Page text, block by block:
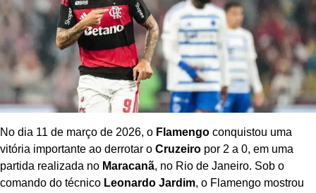
No dia 11 de março de 2026, o Flamengo conquistou uma
vitória importante ao derrotar o Cruzeiro por 2 a 0, em uma
partida realizada no Maracanã, no Rio de Janeiro. Sob o
comando do técnico Leonardo Jardim, o Flamengo mostrou